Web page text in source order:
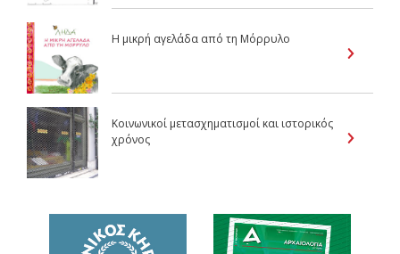
Η μικρή αγελάδα από τη Μόρρυλο
Κοινωνικοί μετασχηματισμοί και ιστορικός
χρόνος